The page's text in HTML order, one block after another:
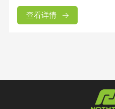
查看详情